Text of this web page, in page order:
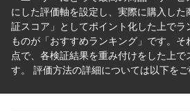
にした評価軸を設定し、実際に購入した
証スコア」としてポイント化した上でラ
ものが「おすすめランキング」です。
点で、各検証結果を重み付けをした上で
す。 評価方法の詳細については以下をご